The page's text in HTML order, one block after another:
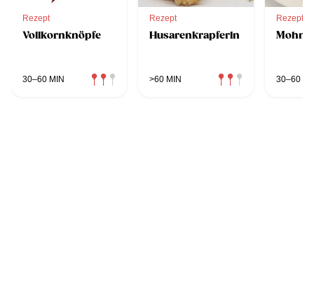
Rezept
Vollkornknöpfe
30–60 MIN
Rezept
Husarenkrapferln
>60 MIN
Rezept
30–60